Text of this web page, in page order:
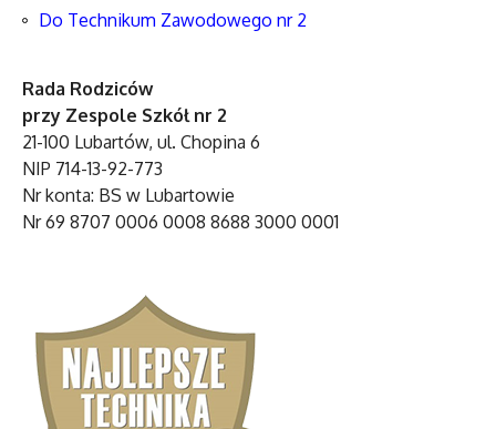
Do Technikum Zawodowego nr 2
Rada Rodziców
przy Zespole Szkół nr 2
21-100 Lubartów, ul. Chopina 6
NIP 714-13-92-773
Nr konta: BS w Lubartowie
Nr 69 8707 0006 0008 8688 3000 0001